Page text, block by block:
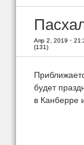
Апр 2, 2019 •
(131)
будет
в Канберре